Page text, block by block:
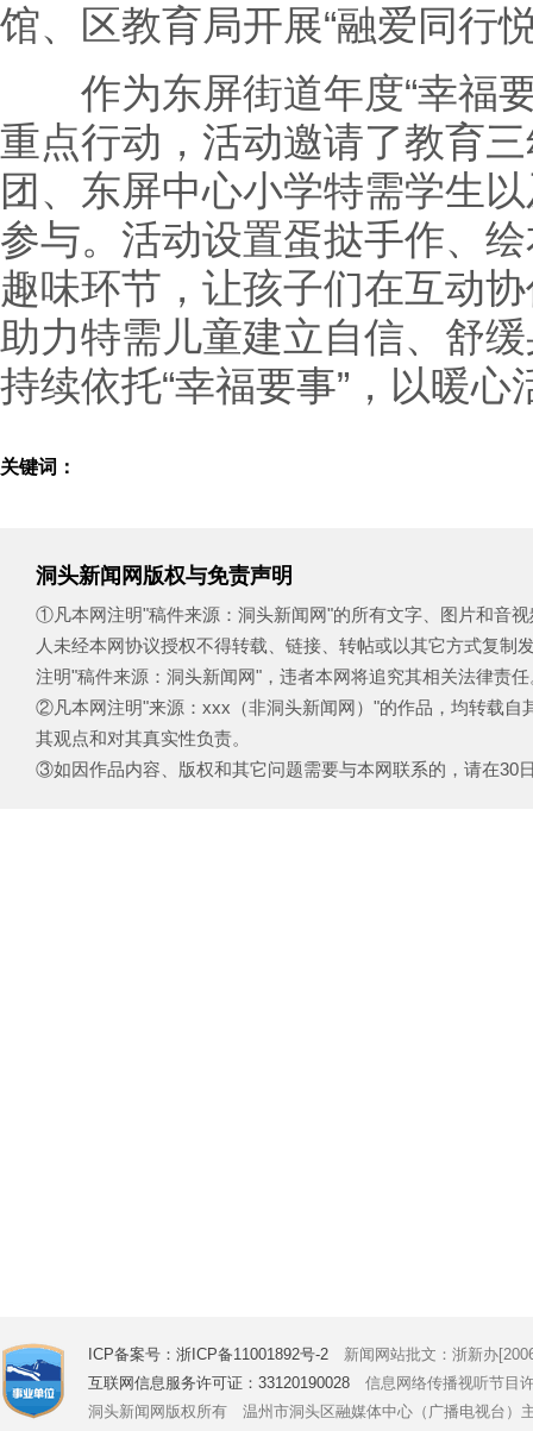
馆、区教育局开展“融爱同行
作为东屏街道年度“幸福要
重点行动，活动邀请了教育
团、东屏中心小学特需学生
参与。活动设置蛋挞手作、
趣味环节，让孩子们在互动
助力特需儿童建立自信、舒
持续依托“幸福要事”，以暖
关键词：
洞头新闻网版权与免责声明
①凡本网注明"稿件来源：洞头新闻网"的所有文字、图片和音
人未经本网协议授权不得转载、链接、转帖或以其它方式复
注明"稿件来源：洞头新闻网"，违者本网将追究其相关法律责任
②凡本网注明"来源：xxx（非洞头新闻网）"的作品，均转载自
其观点和对其真实性负责。
③如因作品内容、版权和其它问题需要与本网联系的，请在30
ICP备案号：浙ICP备11001892号-2 新闻网站批文：浙新办
互联网信息服务许可证：33120190028 信息网络传播视听节目
洞头新闻网版权所有 温州市洞头区融媒体中心（广播电视台）